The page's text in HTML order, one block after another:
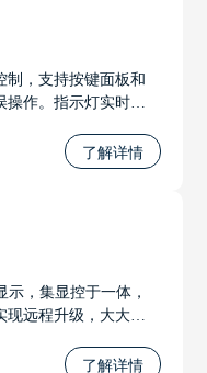
制，支持按键面板和
操作。指示灯实时指
了解详情
，集显控于一体，
现远程升级，大大增
了解详情